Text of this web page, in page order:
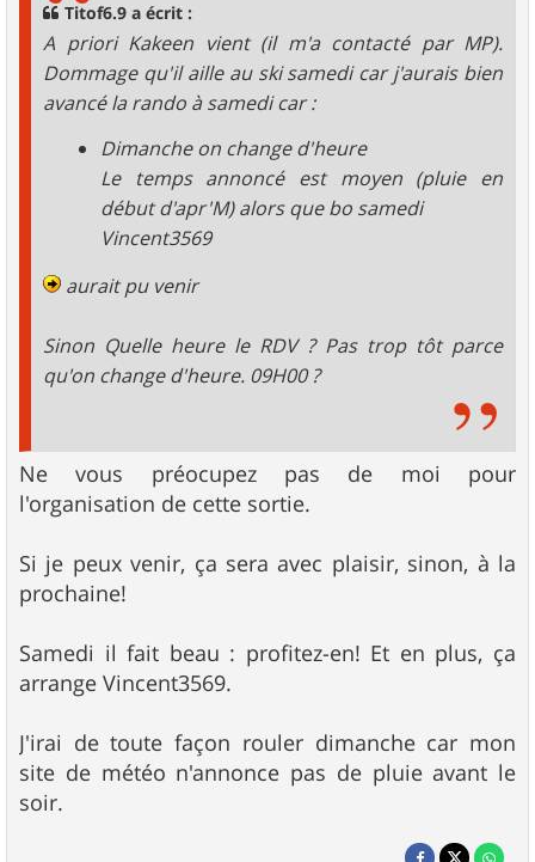
Titof6.9 a écrit :
A priori Kakeen vient (il m'a contacté par MP).
Dommage qu'il aille au ski samedi car j'aurais bien
avancé la rando à samedi car :
Dimanche on change d'heure
Le temps annoncé est moyen (pluie en
début d'apr'M) alors que bo samedi
Vincent3569
aurait pu venir
Sinon Quelle heure le RDV ? Pas trop tôt parce
qu'on change d'heure. 09H00 ?
Ne vous préocupez pas de moi pour
l'organisation de cette sortie.
Si je peux venir, ça sera avec plaisir, sinon, à la
prochaine!
Samedi il fait beau : profitez-en! Et en plus, ça
arrange Vincent3569.
J'irai de toute façon rouler dimanche car mon
site de météo n'annonce pas de pluie avant le
soir.